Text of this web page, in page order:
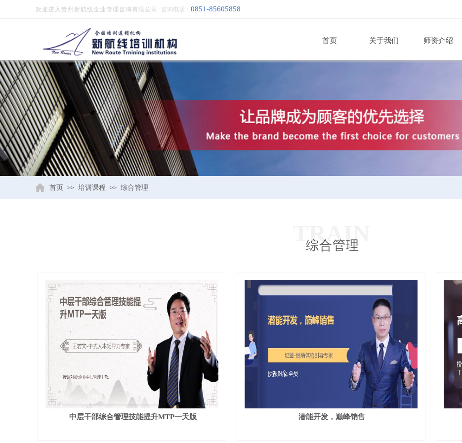
欢迎进入贵州新航线企业管理咨询有限公司 咨询电话： 0851-85605858
首页 关于我们 师资介绍
成为中国一流的培训及管理咨询公司
首页 >> 培训课程 >> 综合管理
TRAIN
综合管理
中层干部综合管理技能提升MTP一天版 潜能开发，巅峰销售